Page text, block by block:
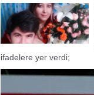
ifadelere yer verdi;